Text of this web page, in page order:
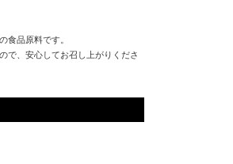
食品原料です。
で、安心してお召し上がりくださ